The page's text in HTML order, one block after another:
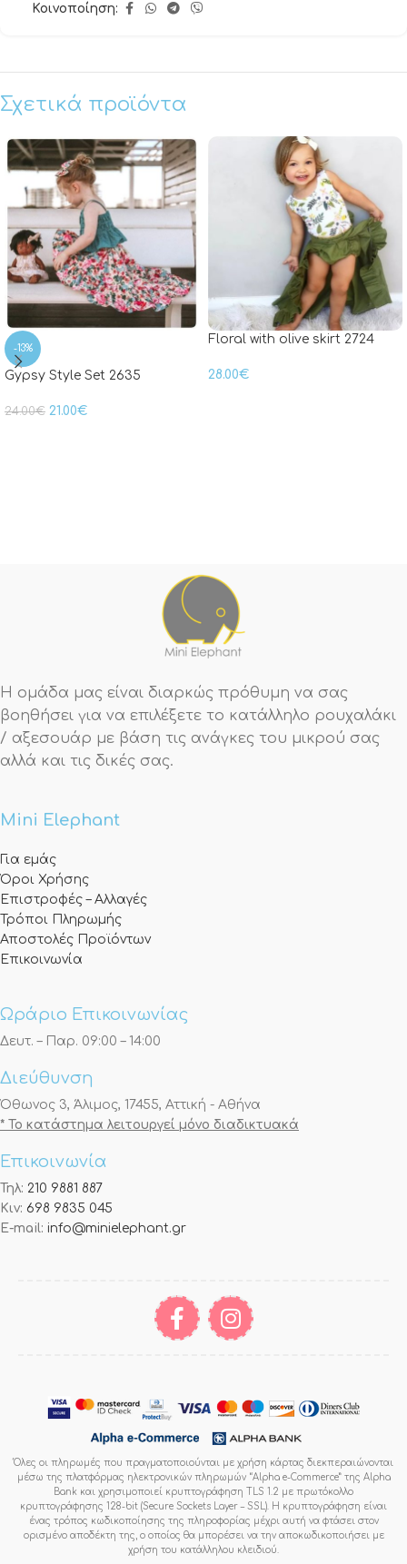
Κοινοποίηση:
Σχετικά προϊόντα
-13%
Gypsy Style Set 2635
24.00€ 21.00€
Floral with olive skirt 2724
28.00€
Η ομάδα μας είναι διαρκώς πρόθυμη να σας
βοηθήσει για να επιλέξετε το κατάλληλο ρουχαλάκι
/ αξεσουάρ με βάση τις ανάγκες του μικρού σας
αλλά και τις δικές σας.
Mini Elephant
Για εμάς
Όροι Χρήσης
Επιστροφές – Αλλαγές
Τρόποι Πληρωμής
Αποστολές Προϊόντων
Επικοινωνία
Ωράριο Επικοινωνίας
Δευτ. – Παρ. 09:00 – 14:00
Διεύθυνση
Όθωνος 3, Άλιμος, 17455, Αττική - Αθήνα
* Το κατάστημα λειτουργεί μόνο διαδικτυακά
Επικοινωνία
Τηλ: 210 9881 887
Κιν: 698 9835 045
E-mail: info@minielephant.gr
Όλες οι πληρωμές που πραγματοποιούνται με χρήση κάρτας διεκπεραιώνονται
μέσω της πλατφόρμας ηλεκτρονικών πληρωμών “Alpha e-Commerce” της Alpha
Bank και χρησιμοποιεί κρυπτογράφηση TLS 1.2 με πρωτόκολλο
κρυπτογράφησης 128-bit (Secure Sockets Layer – SSL). Η κρυπτογράφηση είναι
ένας τρόπος κωδικοποίησης της πληροφορίας μέχρι αυτή να φτάσει στον
ορισμένο αποδέκτη της, ο οποίος θα μπορέσει να την αποκωδικοποιήσει με
χρήση του κατάλληλου κλειδιού.